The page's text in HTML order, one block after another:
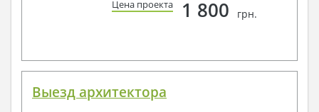
Цена проекта 1 800 грн.
Выезд архитектора